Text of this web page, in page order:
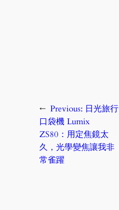
← Previous: 日光旅行
口袋機 Lumix
ZS80：用定焦鏡太
久，光學變焦讓我非
常雀躍